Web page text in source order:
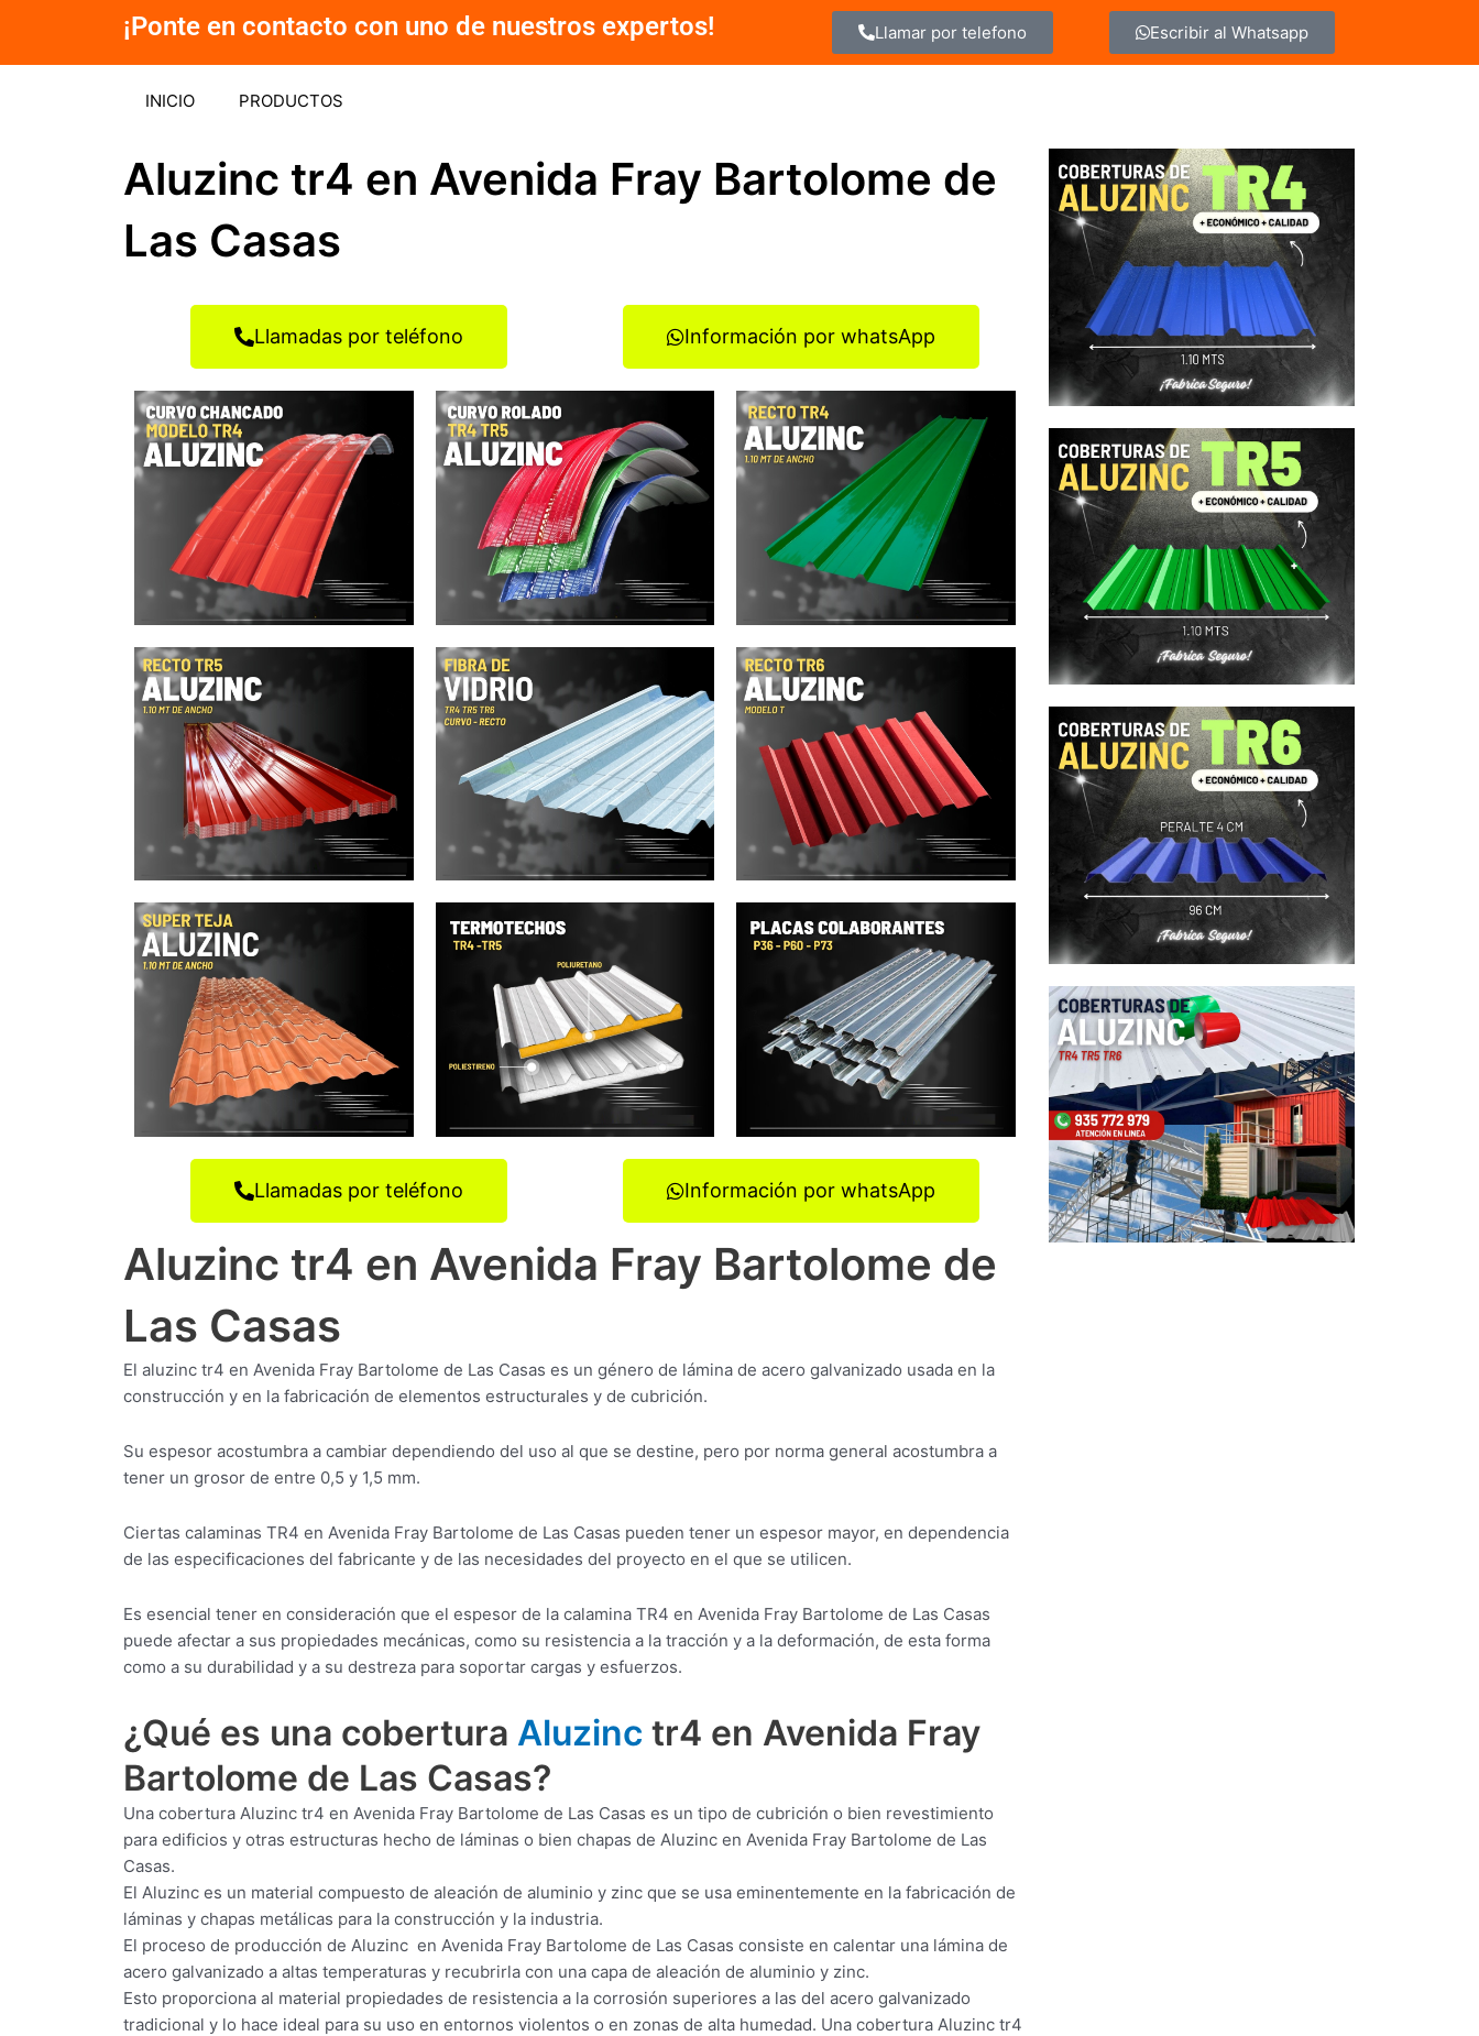
contenido
¡Ponte en contacto con uno de nuestros expertos! Llamar por telefono Escribir al Whatsapp
INICIO PRODUCTOS
Aluzinc tr4 en Avenida Fray Bartolome de
Las Casas
Llamadas por teléfono Información por whatsApp
Llamadas por teléfono Información por whatsApp
Aluzinc tr4 en Avenida Fray Bartolome de
Las Casas
El aluzinc tr4 en Avenida Fray Bartolome de Las Casas es un género de lámina de acero galvanizado usada en la
construcción y en la fabricación de elementos estructurales y de cubrición.
Su espesor acostumbra a cambiar dependiendo del uso al que se destine, pero por norma general acostumbra a
tener un grosor de entre 0,5 y 1,5 mm.
Ciertas calaminas TR4 en Avenida Fray Bartolome de Las Casas pueden tener un espesor mayor, en dependencia
de las especificaciones del fabricante y de las necesidades del proyecto en el que se utilicen.
Es esencial tener en consideración que el espesor de la calamina TR4 en Avenida Fray Bartolome de Las Casas
puede afectar a sus propiedades mecánicas, como su resistencia a la tracción y a la deformación, de esta forma
como a su durabilidad y a su destreza para soportar cargas y esfuerzos.
¿Qué es una cobertura Aluzinc tr4 en Avenida Fray
Bartolome de Las Casas?
Una cobertura Aluzinc tr4 en Avenida Fray Bartolome de Las Casas es un tipo de cubrición o bien revestimiento
para edificios y otras estructuras hecho de láminas o bien chapas de Aluzinc en Avenida Fray Bartolome de Las
Casas.
El Aluzinc es un material compuesto de aleación de aluminio y zinc que se usa eminentemente en la fabricación de
láminas y chapas metálicas para la construcción y la industria.
El proceso de producción de Aluzinc en Avenida Fray Bartolome de Las Casas consiste en calentar una lámina de
acero galvanizado a altas temperaturas y recubrirla con una capa de aleación de aluminio y zinc.
Esto proporciona al material propiedades de resistencia a la corrosión superiores a las del acero galvanizado
tradicional y lo hace ideal para su uso en entornos violentos o en zonas de alta humedad. Una cobertura Aluzinc tr4